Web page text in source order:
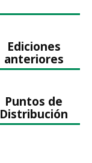
Ediciones
anteriores
Puntos de
Distribución